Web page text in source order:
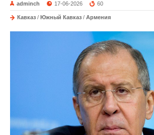
adminch 17-06-2026 60
Кавказ / Южный Кавказ / Армения